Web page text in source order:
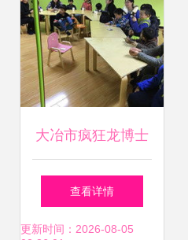
大冶市疯狂龙博士
教育咨询服务中心
教育咨询服务的创
查看详情
更新时间：2026-08-05